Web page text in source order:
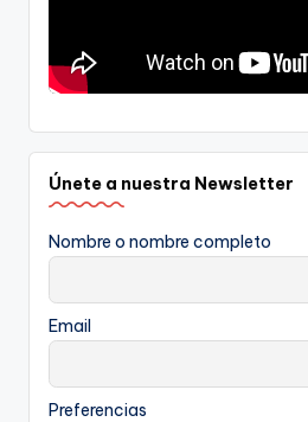
Únete a nuestra Newsletter
Nombre o nombre completo
Email
Preferencias